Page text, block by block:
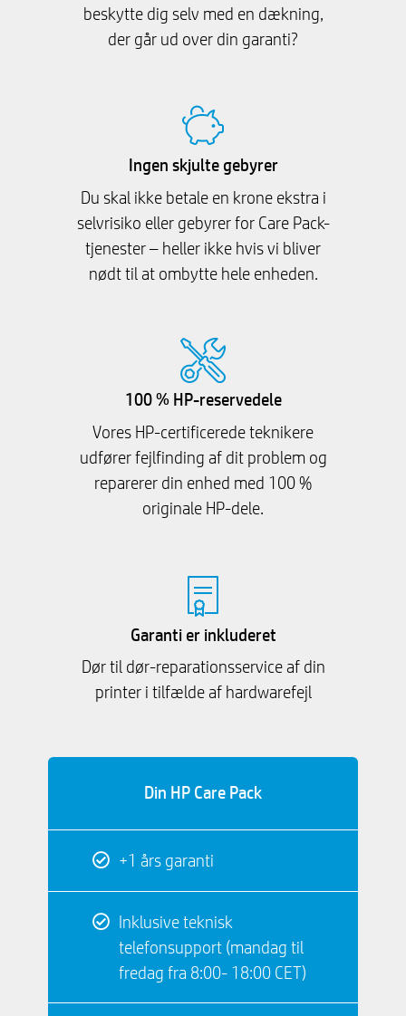
beskytte dig selv med en dækning,
der går ud over din garanti?
Ingen skjulte gebyrer
Du skal ikke betale en krone ekstra i
selvrisiko eller gebyrer for Care Pack-
tjenester – heller ikke hvis vi bliver
nødt til at ombytte hele enheden.
100 % HP-reservedele
Vores HP-certificerede teknikere
udfører fejlfinding af dit problem og
reparerer din enhed med 100 %
originale HP-dele.
Garanti er inkluderet
Dør til dør-reparationsservice af din
printer i tilfælde af hardwarefejl
Din HP Care Pack
+1 års garanti
Inklusive teknisk
telefonsupport (mandag til
fredag ​​fra 8:00- 18:00 CET)